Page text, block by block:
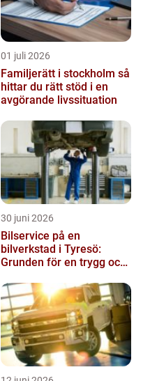
01 juli 2026
Familjerätt i stockholm så
hittar du rätt stöd i en
avgörande livssituation
30 juni 2026
Bilservice på en
bilverkstad i Tyresö:
Grunden för en trygg och